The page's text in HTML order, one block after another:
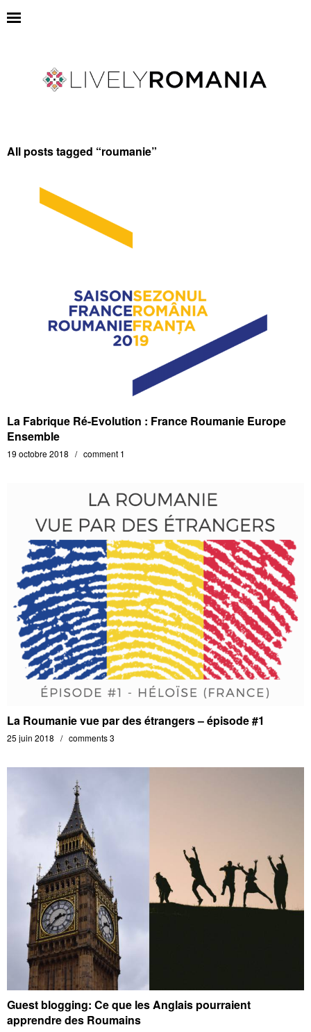
All posts tagged “roumanie”
La Fabrique Ré-Evolution : France Roumanie Europe
Ensemble
19 octobre 2018 comment 1
La Roumanie vue par des étrangers – épisode #1
25 juin 2018 comments 3
Guest blogging: Ce que les Anglais pourraient
apprendre des Roumains